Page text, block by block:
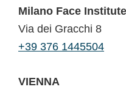
Milano Face Institute
Via dei Gracchi 8
+39 376 1445504
VIENNA